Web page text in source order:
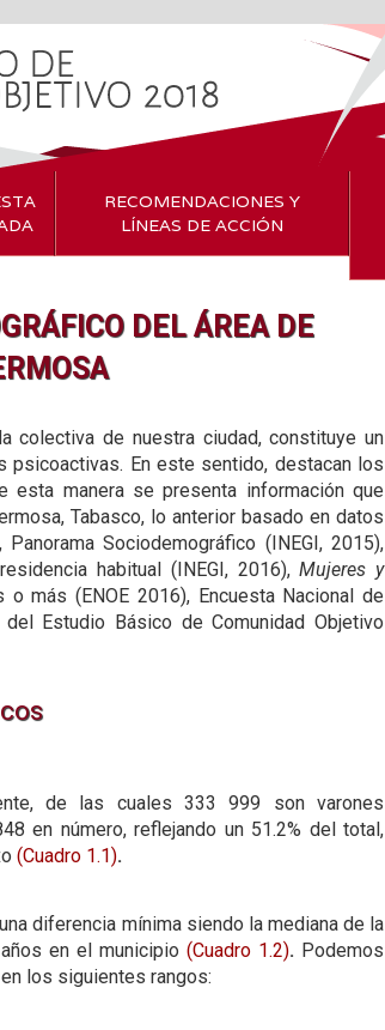
RECOMENDACIONES Y
LÍNEAS DE ACCIÓN
DEL ÁREA DE
colectiva de nuestra ciudad, constituye un
psicoactivas. En este sentido, destacan los
esta manera se presenta información que
Tabasco, lo anterior basado en datos
Sociodemográfico (INEGI, 2015),
habitual (INEGI, 2016),Mujeres y
más (ENOE 2016), Encuesta Nacional de
Estudio Básico de Comunidad Objetivo
de las cuales 333 999 son varones
en número, reflejando un 51.2% del total,
(Cuadro 1.1).
diferencia mínima siendo la mediana de la
en el municipio(Cuadro 1.2). Podemos
los siguientes rangos: